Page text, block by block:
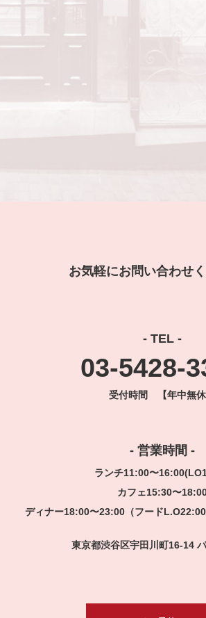
お気軽にお問い合わせく
- TEL -
03-5428-
受付時間 【年中無休
- 営業時間 -
ランチ11:00〜
カフェ15:30〜
ディナー18:00〜23:00（フード
東京都渋谷区宇田川町16-14